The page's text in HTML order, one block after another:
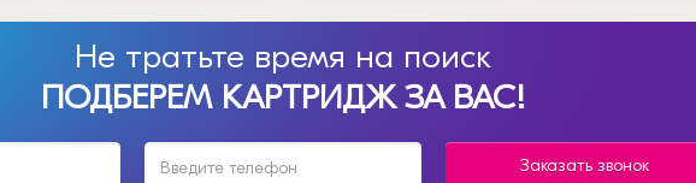
Не тратьте время на поиск
ПОДБЕРЕМ КАРТРИДЖ ЗА ВАС!
Заказать звонок